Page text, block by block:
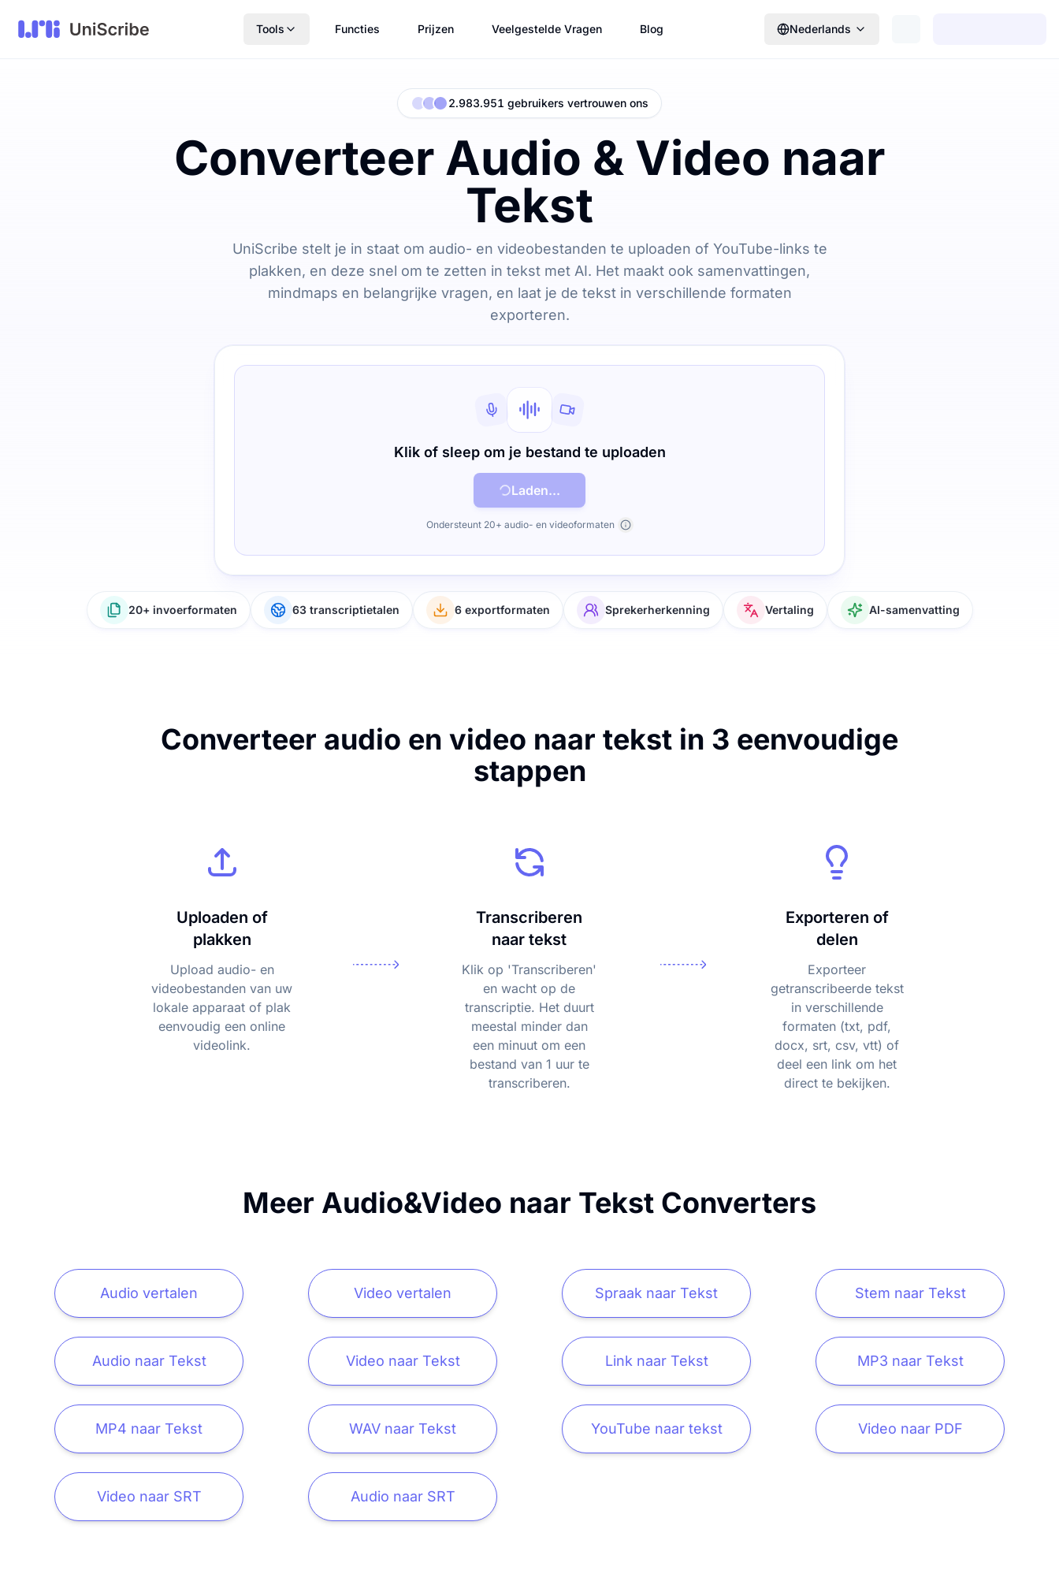
Tools Functies Prijzen Veelgestelde Vragen Blog Nederlands
2.983.951 gebruikers vertrouwen ons
Converteer Audio & Video naar
Tekst
UniScribe stelt je in staat om audio- en videobestanden te uploaden of YouTube-links te
plakken, en deze snel om te zetten in tekst met AI. Het maakt ook samenvattingen,
mindmaps en belangrijke vragen, en laat je de tekst in verschillende formaten
exporteren.
Klik of sleep om je bestand te uploaden
Laden...
Ondersteunt 20+ audio- en videoformaten
20+ invoerformaten 63 transcriptietalen 6 exportformaten Sprekerherkenning Vertaling AI-samenvatting
Converteer audio en video naar tekst in 3 eenvoudige
stappen
Uploaden of
plakken
Upload audio- en
videobestanden van uw
lokale apparaat of plak
eenvoudig een online
videolink.
Transcriberen
naar tekst
Klik op 'Transcriberen'
en wacht op de
transcriptie. Het duurt
meestal minder dan
een minuut om een
bestand van 1 uur te
transcriberen.
Exporteren of
delen
Exporteer
getranscribeerde tekst
in verschillende
formaten (txt, pdf,
docx, srt, csv, vtt) of
deel een link om het
direct te bekijken.
Meer Audio&Video naar Tekst Converters
Audio vertalen Video vertalen Spraak naar Tekst Stem naar Tekst
Audio naar Tekst Video naar Tekst Link naar Tekst MP3 naar Tekst
MP4 naar Tekst WAV naar Tekst YouTube naar tekst Video naar PDF
Video naar SRT Audio naar SRT